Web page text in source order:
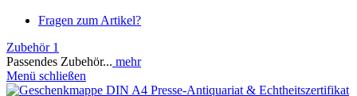
Fragen zum Artikel?
Zubehör 1
Passendes Zubehör... mehr
Menü schließen